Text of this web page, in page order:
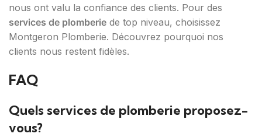
nous ont valu la confiance des clients. Pour des
services de plomberie de top niveau, choisissez
Montgeron Plomberie. Découvrez pourquoi nos
clients nous restent fidèles.
FAQ
Quels services de plomberie proposez-
vous?